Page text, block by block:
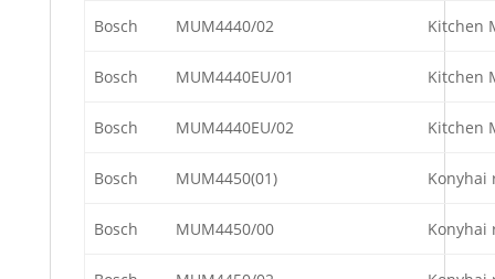
Bosch MUM4440/02 Kitchen
Bosch MUM4440EU/01 Kitchen
Bosch MUM4440EU/02 Kitchen
Bosch MUM4450(01) Konyhai
Bosch MUM4450/00 Konyhai